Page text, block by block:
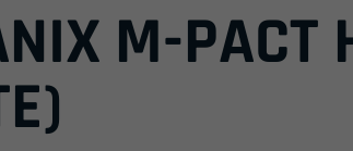
M-PACT